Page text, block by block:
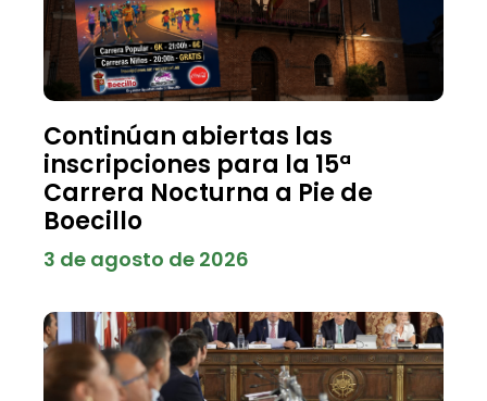
Continúan abiertas las
inscripciones para la 15ª
Carrera Nocturna a Pie de
Boecillo
3 de agosto de 2026